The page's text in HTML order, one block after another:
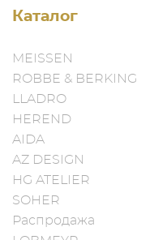
Каталог
MEISSEN
ROBBE & BERKING
LLADRO
HEREND
AIDA
AZ DESIGN
HG ATELIER
SOHER
Распродажа